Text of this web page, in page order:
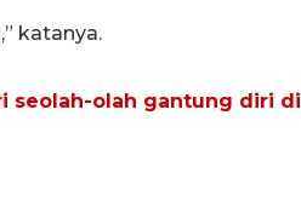
katanya.
seolah-olah gantung diri di